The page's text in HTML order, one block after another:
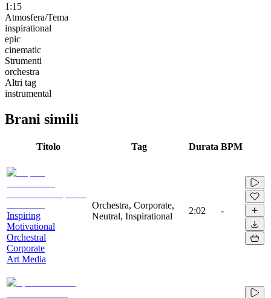
1:15
Atmosfera/Tema
inspirational
epic
cinematic
Strumenti
orchestra
Altri tag
instrumental
Brani simili
Titolo Tag Durata BPM
Inspiring
Motivational
Orchestral
Corporate
Art Media
Orchestra, Corporate,
Neutral, Inspirational
2:02 -